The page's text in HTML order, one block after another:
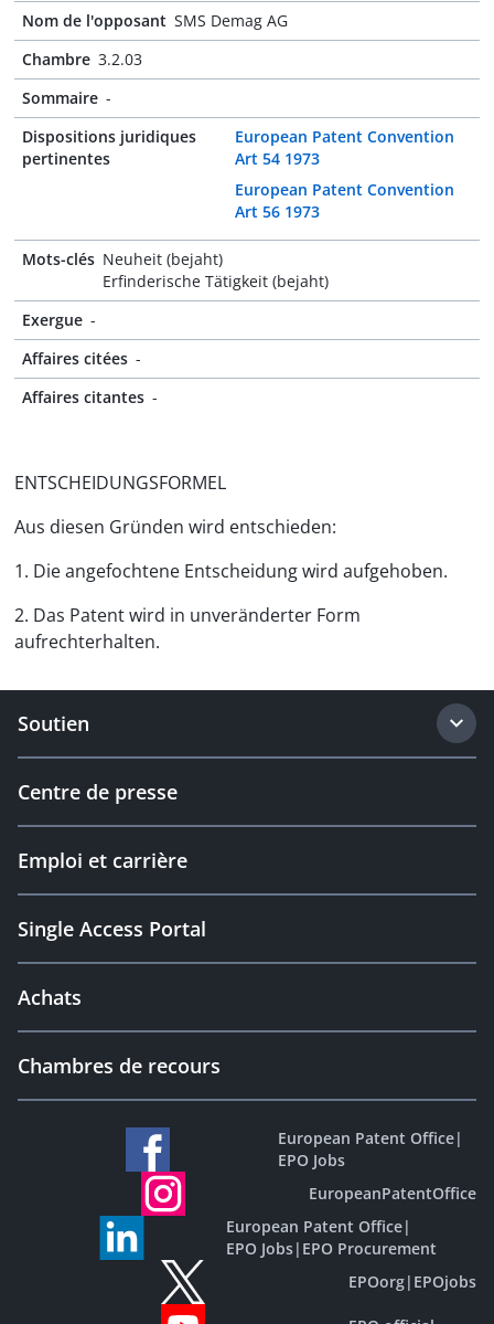
Nom de l'opposant SMS Demag AG
Chambre 3.2.03
Sommaire -
Dispositions juridiques
pertinentes
European Patent Convention
Art 54 1973
European Patent Convention
Art 56 1973
Mots-clés Neuheit (bejaht)
Erfinderische Tätigkeit (bejaht)
Exergue -
Affaires citées -
Affaires citantes -
ENTSCHEIDUNGSFORMEL
Aus diesen Gründen wird entschieden:
1. Die angefochtene Entscheidung wird aufgehoben.
2. Das Patent wird in unveränderter Form
aufrechterhalten.
Soutien
Centre de presse
Emploi et carrière
Single Access Portal
Achats
Chambres de recours
European Patent Office|
EPO Jobs
EuropeanPatentOffice
European Patent Office|
EPO Jobs| EPO Procurement
EPOorg| EPOjobs